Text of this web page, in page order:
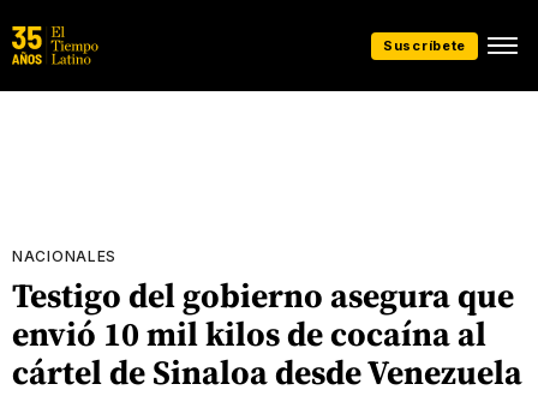
Suscríbete
NACIONALES
Testigo del gobierno asegura que
envió 10 mil kilos de cocaína al
cártel de Sinaloa desde Venezuela